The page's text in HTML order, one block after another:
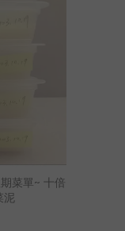
菜單~ 十倍
泥